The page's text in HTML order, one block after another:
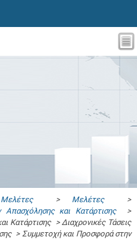
> Μελέτες>
και Κατάρτισης>
Κατάρτισης > Διαχρονικές Τάσεις
> Συμμετοχή και Προσφορά στην